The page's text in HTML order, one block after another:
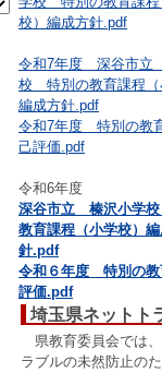
校）編成方針.pdf
令和7年度 深谷市立
校 特別の教育課程（
編成方針.pdf
令和7年度 特別の教
己評価.pdf
令和6年度
深谷市立 榛沢小学
教育課程（小学校）
針.pdf
令和６年度 特別の教
評価.pdf
埼玉県ネットト
県教育委員会では
ラブルの未然防止の